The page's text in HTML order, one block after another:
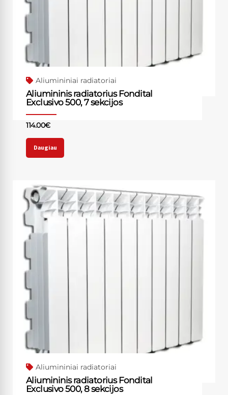
Aliumininiai radiatoriai
Aliumininis radiatorius Fondital
Exclusivo 500, 7 sekcijos
114.00€
Daugiau
Aliumininiai radiatoriai
Aliumininis radiatorius Fondital
Exclusivo 500, 8 sekcijos